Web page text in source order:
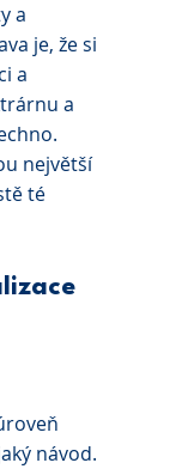
a
je, že si
a
a
největší
té
návod.